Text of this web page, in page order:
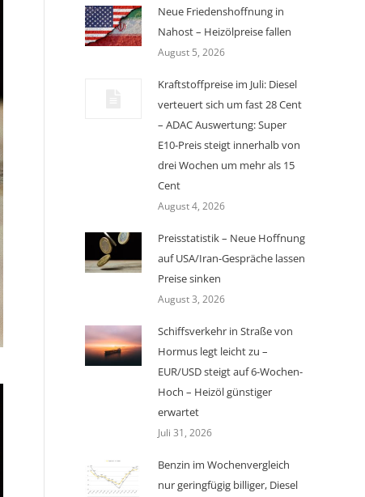
Neue Friedenshoffnung in
Nahost – Heizölpreise fallen
August 5, 2026
Kraftstoffpreise im Juli: Diesel
verteuert sich um fast 28 Cent
– ADAC Auswertung: Super
E10-Preis steigt innerhalb von
drei Wochen um mehr als 15
Cent
August 4, 2026
Preisstatistik – Neue Hoffnung
auf USA/Iran-Gespräche lassen
Preise sinken
August 3, 2026
Schiffsverkehr in Straße von
Hormus legt leicht zu –
EUR/USD steigt auf 6-Wochen-
Hoch – Heizöl günstiger
erwartet
Juli 31, 2026
Benzin im Wochenvergleich
nur geringfügig billiger, Diesel